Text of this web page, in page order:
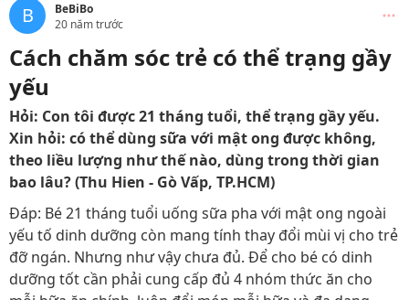
B
BeBiBo
20 năm trước
Cách chăm sóc trẻ có thể trạng gầy
yếu
Hỏi: Con tôi được 21 tháng tuổi, thể trạng gầy yếu.
Xin hỏi: có thể dùng sữa với mật ong được không,
theo liều lượng như thế nào, dùng trong thời gian
bao lâu? (Thu Hien - Gò Vấp, TP.HCM)
Đáp: Bé 21 tháng tuổi uống sữa pha với mật ong ngoài
yếu tố dinh dưỡng còn mang tính thay đổi mùi vị cho trẻ
đỡ ngán. Nhưng như vậy chưa đủ. Để cho bé có dinh
dưỡng tốt cần phải cung cấp đủ 4 nhóm thức ăn cho